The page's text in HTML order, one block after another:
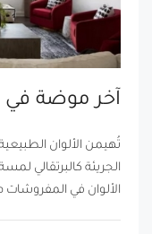
آخر موضة في
تُهيمن الألوان
الجريئة كالبرتقالي
الألوان في المفروشات